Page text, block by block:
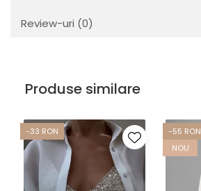
Review-uri (0)
Produse similare
-33 RON
-55 RON
NOU